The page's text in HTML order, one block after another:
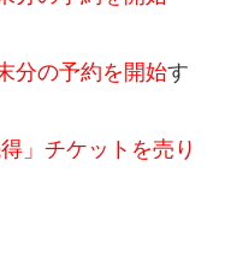
分の予約を開始す
」チケットを売り